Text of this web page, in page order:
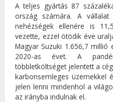
A teljes gyártás 87
ország számára. A
nehézségek ellenére is
vezette, ezzel ötödik éve
Magyar Suzuki 1.656,7
2020-as évet. A
többletköltséget jelentett a
karbonsemleges üzemekkel
jelen lenni mindenhol a
az irányba indulnak el.